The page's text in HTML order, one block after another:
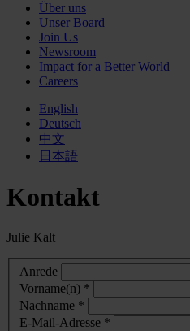
Über uns
Unser Board
Join Us
Newsroom
Impact for a Better World
Careers
English
Deutsch
中文
日本語
Kontakt
Julie Kalt
Anrede
Vorname(n) *
Nachname *
E-Mail-Adresse *